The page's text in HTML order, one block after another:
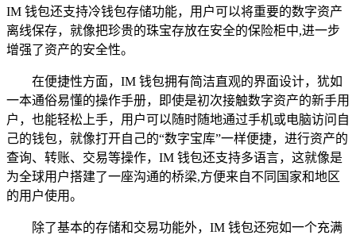
IM 钱包还支持冷钱包存储功能，用户可以将重要的数字资产
离线保存，就像把珍贵的珠宝存放在安全的保险柜中,进一步
增强了资产的安全性。
在便捷性方面，IM 钱包拥有简洁直观的界面设计，犹如
一本通俗易懂的操作手册，即使是初次接触数字资产的新手用
户，也能轻松上手，用户可以随时随地通过手机或电脑访问自
己的钱包，就像打开自己的“数字宝库”一样便捷，进行资产的
查询、转账、交易等操作，IM 钱包还支持多语言，这就像是
为全球用户搭建了一座沟通的桥梁,方便来自不同国家和地区
的用户使用。
除了基本的存储和交易功能外，IM 钱包还宛如一个充满